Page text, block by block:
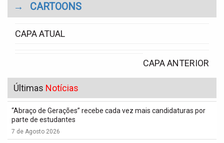
→ CARTOONS
CAPA ATUAL
CAPA ANTERIOR
Últimas Notícias
“Abraço de Gerações” recebe cada vez mais candidaturas por
parte de estudantes
7 de Agosto 2026